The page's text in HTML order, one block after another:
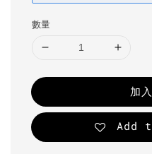
數量
加
Add